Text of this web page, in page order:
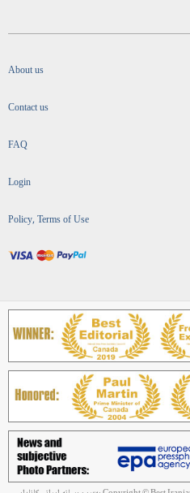
About us
Contact us
FAQ
Login
Policy, Terms of Use